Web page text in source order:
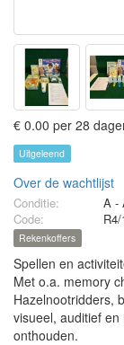
€ 0.00 per 28
Uitgeleend
Over de wachtlijst
Conditie:
A -
Code:
R4/
Rekenkoffers
Spellen en
Met o.a. memory
Hazelnootridders,
visueel, auditief
onthouden.